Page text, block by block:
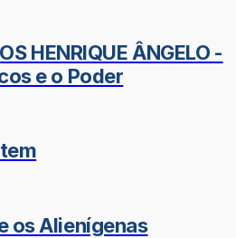
HENRIQUE ÂNGELO -
e o Poder
os Alienígenas